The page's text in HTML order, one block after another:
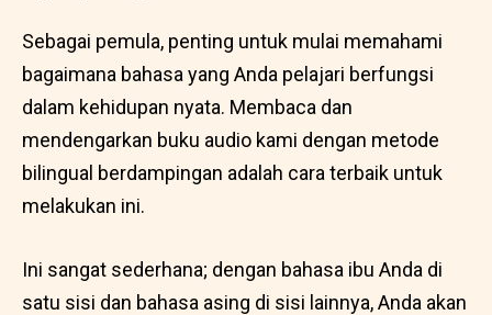
Sebagai pemula, penting untuk mulai memahami
bagaimana bahasa yang Anda pelajari berfungsi
dalam kehidupan nyata. Membaca dan
mendengarkan buku audio kami dengan metode
bilingual berdampingan adalah cara terbaik untuk
melakukan ini.
Ini sangat sederhana; dengan bahasa ibu Anda di
satu sisi dan bahasa asing di sisi lainnya, Anda akan